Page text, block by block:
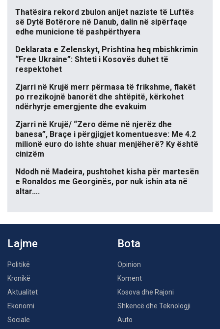
Thatësira rekord zbulon anijet naziste të Luftës
së Dytë Botërore në Danub, dalin në sipërfaqe
edhe municione të pashpërthyera
Deklarata e Zelenskyt, Prishtina heq mbishkrimin
“Free Ukraine”: Shteti i Kosovës duhet të
respektohet
Zjarri në Krujë merr përmasa të frikshme, flakët
po rrezikojnë banorët dhe shtëpitë, kërkohet
ndërhyrje emergjente dhe evakuim
Zjarri në Krujë/ “Zero dëme në njerëz dhe
banesa”, Braçe i përgjigjet komentuesve: Me 4.2
milionë euro do ishte shuar menjëherë? Ky është
cinizëm
Ndodh në Madeira, pushtohet kisha për martesën
e Ronaldos me Georginës, por nuk ishin ata në
altar….
Lajme
Politikë
Kronikë
Aktualitet
Ekonomi
Sociale
Bota
Opinion
Koment
Kosova dhe Rajoni
Shkencë dhe Teknologji
Auto